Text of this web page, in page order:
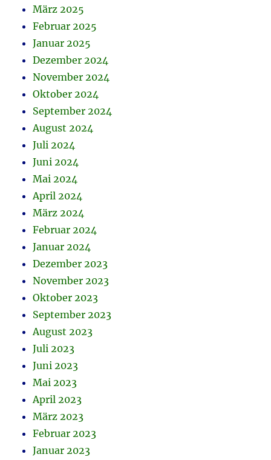
März 2025
Februar 2025
Januar 2025
Dezember 2024
November 2024
Oktober 2024
September 2024
August 2024
Juli 2024
Juni 2024
Mai 2024
April 2024
März 2024
Februar 2024
Januar 2024
Dezember 2023
November 2023
Oktober 2023
September 2023
August 2023
Juli 2023
Juni 2023
Mai 2023
April 2023
März 2023
Februar 2023
Januar 2023